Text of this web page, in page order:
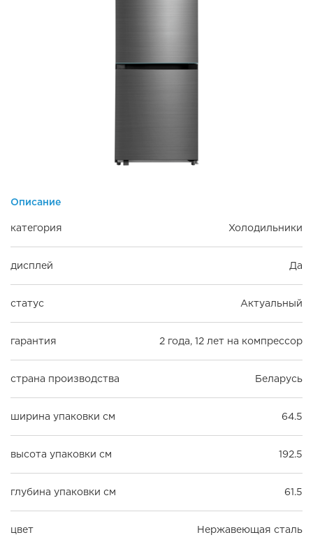
Описание
категория Холодильники
дисплей Да
статус Актуальный
гарантия 2 года, 12 лет на компрессор
страна производства Беларусь
ширина упаковки см 64.5
высота упаковки см 192.5
глубина упаковки см 61.5
цвет Нержавеющая сталь